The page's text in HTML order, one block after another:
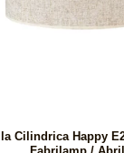
Cilindrica Happy